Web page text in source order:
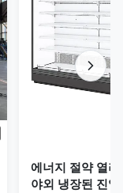
에너지 절약 열
야외 냉장된 진열